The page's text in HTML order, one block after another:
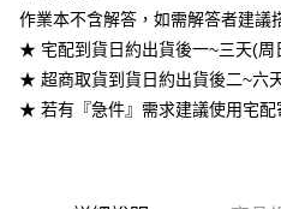
每筆NT$160
作業本不含解答，如需解答者建議
★ 宅配到貨日約出貨後一~三天(周
★ 超商取貨到貨日約出貨後二~六
★ 若有『急件』需求建議使用宅配